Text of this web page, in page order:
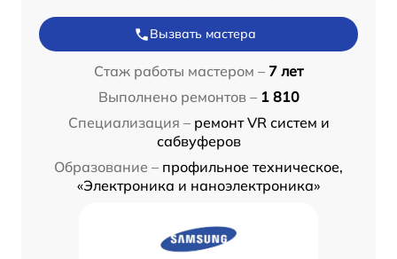
Вызвать мастера
Стаж работы мастером – 7 лет
Выполнено ремонтов – 1 810
Специализация – ремонт VR систем и
сабвуферов
Образование – профильное техническое,
«Электроника и наноэлектроника»